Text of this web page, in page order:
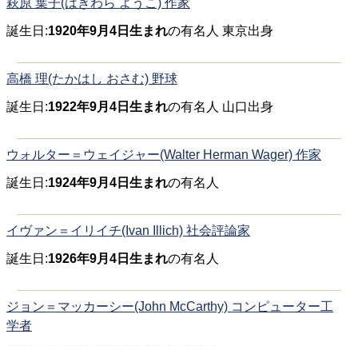
萩原 葉子(はぎわら ようこ) 作家
誕生日:1920年9月4日生まれの有名人 東京出身
高橋 理(たかはし おさむ) 野球
誕生日:1922年9月4日生まれの有名人 山口出身
ウォルター＝ウェイジャー(Walter Herman Wager) 作家
誕生日:1924年9月4日生まれの有名人
イヴァン＝イリイチ(Ivan Illich) 社会評論家
誕生日:1926年9月4日生まれの有名人
ジョン＝マッカーシー(John McCarthy) コンピューター工
学者